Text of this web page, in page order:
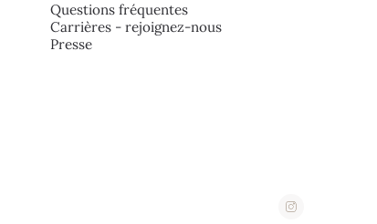
Questions fréquentes
Carrières - rejoignez-nous
Presse